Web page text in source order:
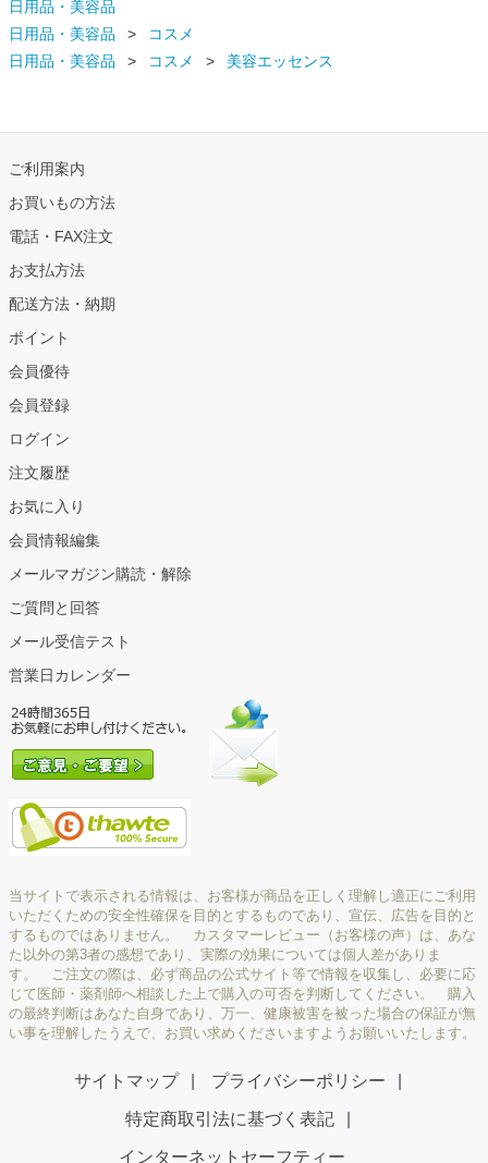
日用品・美容品
日用品・美容品
コスメ
日用品・美容品
コスメ 美容エッセンス
ご利用案内
お買いもの方法
電話・FAX注文
お支払方法
配送方法・納期
ポイント
会員優待
会員登録
ログイン
注文履歴
お気に入り
会員情報編集
メールマガジン購読・解除
ご質問と回答
メール受信テスト
営業日カレンダー
当サイトで表示される情報は、お客様が商品を正しく理解し適正にご利用
いただくための安全性確保を目的とするものであり、宣伝、広告を目的と
するものではありません。 カスタマーレビュー（お客様の声）は、あな
た以外の第3者の感想であり、実際の効果については個人差がありま
す。 ご注文の際は、必ず商品の公式サイト等で情報を収集し、必要に応
じて医師・薬剤師へ相談した上で購入の可否を判断してください。 購入
の最終判断はあなた自身であり、万一、健康被害を被った場合の保証が無
い事を理解したうえで、お買い求めくださいますようお願いいたします。
サイトマップ プライバシーポリシー
特定商取引法に基づく表記
インターネットセーフティー